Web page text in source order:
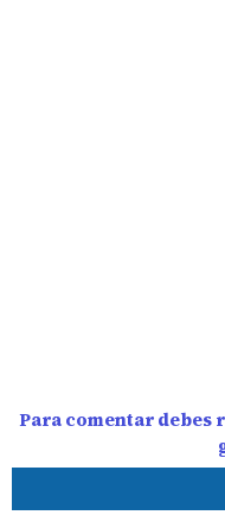
Para comentar debes